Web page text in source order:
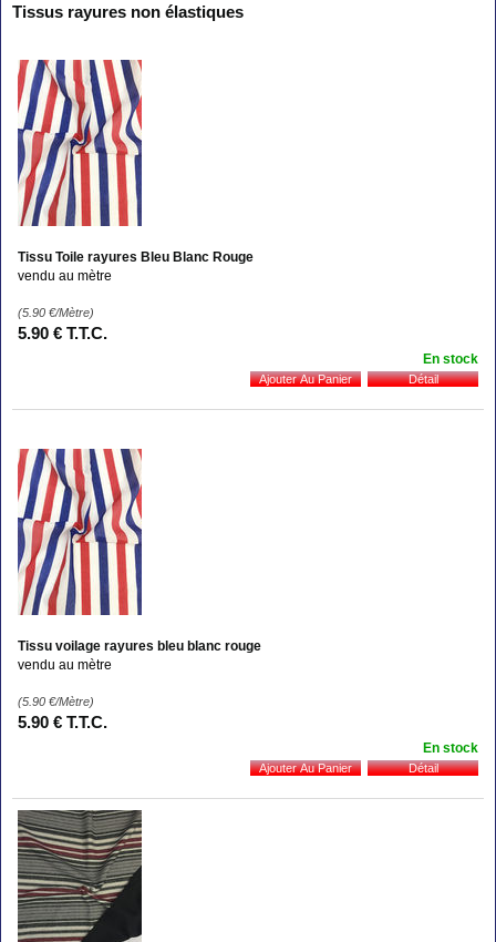
Tissus rayures non élastiques
Tissu Toile rayures Bleu Blanc Rouge
vendu au mètre
(5.90 €/Mètre)
5.90 € T.T.C.
En stock
Tissu voilage rayures bleu blanc rouge
vendu au mètre
(5.90 €/Mètre)
5.90 € T.T.C.
En stock